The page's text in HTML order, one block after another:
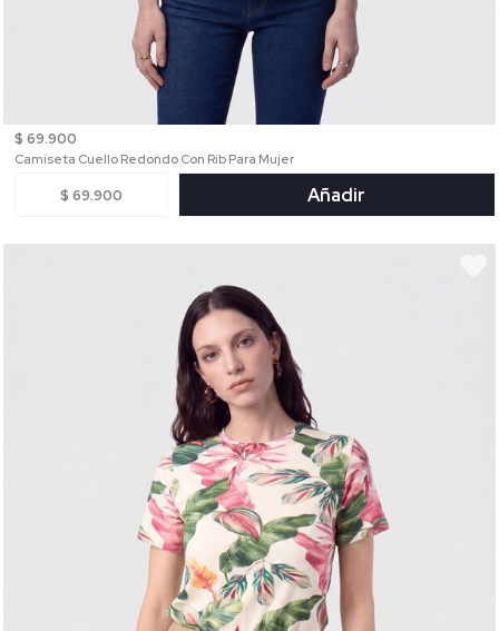
$ 69.900
Camiseta Cuello Redondo Con Rib Para Mujer
$ 69.900 Añadir